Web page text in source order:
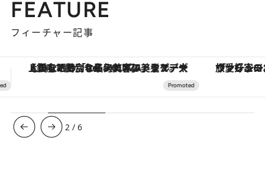
FEATURE
フィーチャー記事
ヴァシュロン・コンスタンタン「オーヴァーシーズ・オートマティック」。旅愛好家のお気に入りコレクションから、ジェンダーレスな新作が登場
3 /6